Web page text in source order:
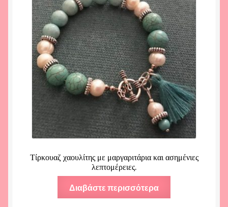
Τίρκουαζ χαουλίτης με μαργαριτάρια και ασημένιες
λεπτομέρειες.
Διαβάστε περισσότερα